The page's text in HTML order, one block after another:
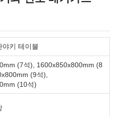
야키 테이블
(7석), 1600x850x800mm (8
(9석),
(10석)